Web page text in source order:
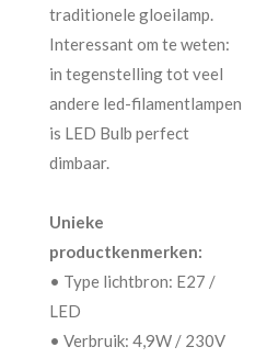
traditionele gloeilamp.
Interessant om te weten:
in tegenstelling tot veel
andere led-filamentlampen
is LED Bulb perfect
dimbaar.
Unieke
productkenmerken:
• Type lichtbron: E27 /
LED
• Verbruik: 4,9W / 230V